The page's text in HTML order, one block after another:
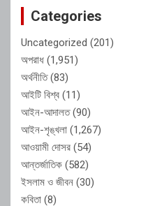
Categories
Uncategorized (201)
অপরাধ (1,951)
অর্থনীতি(83)
আইটি বিশ্ব (11)
আইন-আদালত(90)
আইন-শৃঙ্খলা (1,267)
আওয়ামী দোসর (54)
আন্তর্জাতিক (582)
ইসলাম ও জীবন (30)
কবিতা (8)